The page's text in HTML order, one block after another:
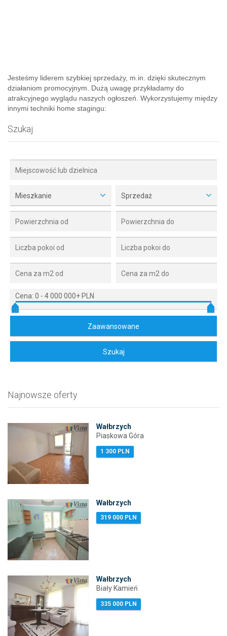
Jesteśmy liderem szybkiej sprzedaży, m.in. dzięki skutecznym
działaniom promocyjnym. Dużą uwagę przykładamy do
atrakcyjnego wyglądu naszych ogłoszeń. Wykorzystujemy między
innymi techniki home stagingu:
Szukaj
Mieszkanie Sprzedaż
Cena: 0 - 4 000 000+ PLN
Najnowsze oferty
Wałbrzych
Piaskowa Góra
1 300 PLN
Wałbrzych
319 000 PLN
Wałbrzych
Biały Kamień
335 000 PLN